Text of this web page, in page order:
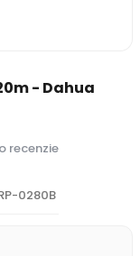
- Dahua
recenzie
0280B